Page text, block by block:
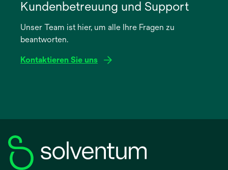
neuen
Registerkarte
Kundenbetreuung und Support
Unser Team ist hier, um alle Ihre Fragen zu
beantworten.
Kontaktieren Sie uns